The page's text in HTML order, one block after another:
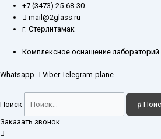
Перейти
содержимому
+7 (3473) 25-68-30
mail@2glass.ru
г. Стерлитамак
Комплексное оснащение лабораторий
Whatsapp Viber Telegram-plane
Поиск
Заказать звонок
Количество
товара
Колонка
46x460
фильтр
ПТФЭ